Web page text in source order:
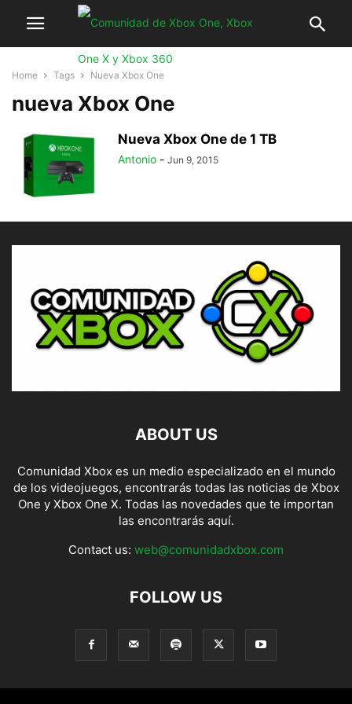
Home Tags Nueva Xbox One
nueva Xbox One
Nueva Xbox One de 1 TB
Antonio - Jun 9, 2015
ABOUT US
Comunidad Xbox es un medio especializado en el mundo
de los videojuegos, encontrarás todas las noticias de Xbox
One y Xbox One X. Todas las novedades que te importan
las encontrarás aquí.
Contact us: web@comunidadxbox.com
FOLLOW US